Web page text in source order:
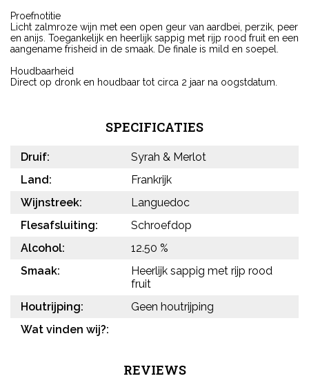
Proefnotitie
Licht zalmroze wijn met een open geur van aardbei, perzik, peer
en anijs. Toegankelijk en heerlijk sappig met rijp rood fruit en een
aangename frisheid in de smaak. De finale is mild en soepel.
Houdbaarheid
Direct op dronk en houdbaar tot circa 2 jaar na oogstdatum.
SPECIFICATIES
Druif:
Syrah & Merlot
Land:
Frankrijk
Wijnstreek:
Languedoc
Flesafsluiting:
Schroefdop
Alcohol:
12.50 %
Smaak:
Heerlijk sappig met rijp rood
fruit
Houtrijping:
Geen houtrijping
Wat vinden wij?:
REVIEWS